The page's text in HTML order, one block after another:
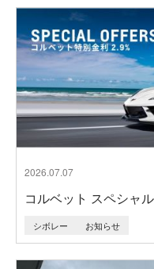
2026.07.07
コルベット スペシャ
シボレー お知らせ